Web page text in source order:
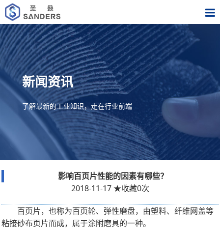
新闻资讯
了解最新的工业知识，走在行业前端
影响百页片性能的因素有哪些？
2018-11-17 ★收藏0次
百页片，也称为百页轮、弹性磨盘，由塑料、纤维网盖等
粘接砂布页片而成，属于涂附磨具的一种。